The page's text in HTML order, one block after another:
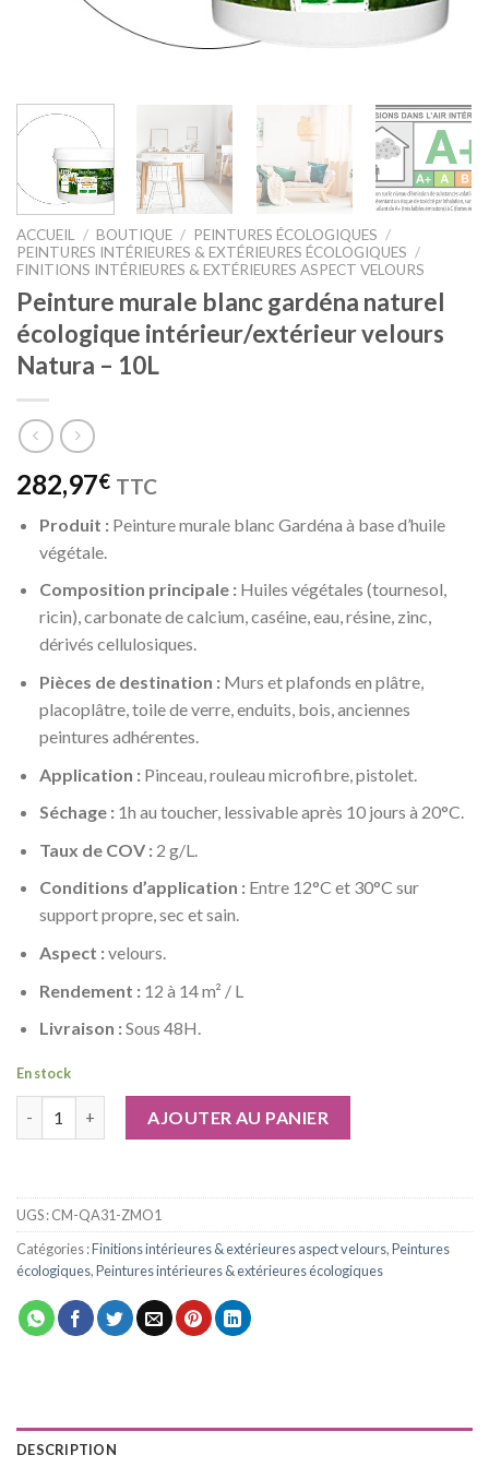
ACCUEIL / BOUTIQUE / PEINTURES ÉCOLOGIQUES /
PEINTURES INTÉRIEURES & EXTÉRIEURES ÉCOLOGIQUES /
FINITIONS INTÉRIEURES & EXTÉRIEURES ASPECT VELOURS
Peinture murale blanc gardéna naturel
écologique intérieur/extérieur velours
Natura – 10L
282,97€ TTC
Produit :Peinture murale blanc Gardéna à base d’huile
végétale.
Composition principale :Huiles végétales (tournesol,
ricin), carbonate de calcium,caséine, eau, résine, zinc,
dérivés cellulosiques.
Pièces de destination :Murs et plafonds en plâtre,
placoplâtre, toile de verre,enduits, bois, anciennes
peintures adhérentes.
Application :Pinceau, rouleau microfibre, pistolet.
Séchage :1h au toucher, lessivable après 10 jours à 20°C.
Taux de COV :2 g/L.
Conditions d’application :Entre 12°C et 30°C sur
support propre, sec et sain.
Aspect :velours.
Rendement :12 à 14 m² / L
Livraison :Sous 48H.
En stock
AJOUTER AU PANIER
UGS :CM-QA31-ZMO1
Catégories :Finitions intérieures & extérieures aspect velours,Peintures
écologiques,Peintures intérieures & extérieures écologiques
DESCRIPTION